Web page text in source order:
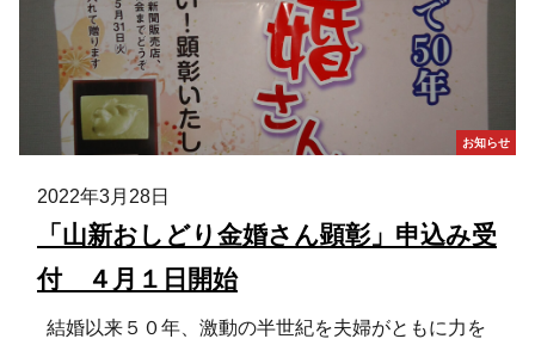
お知らせ
2022年3月28日
「山新おしどり金婚さん顕彰」申込み受
付 ４月１日開始
結婚以来５０年、激動の半世紀を夫婦がともに力を